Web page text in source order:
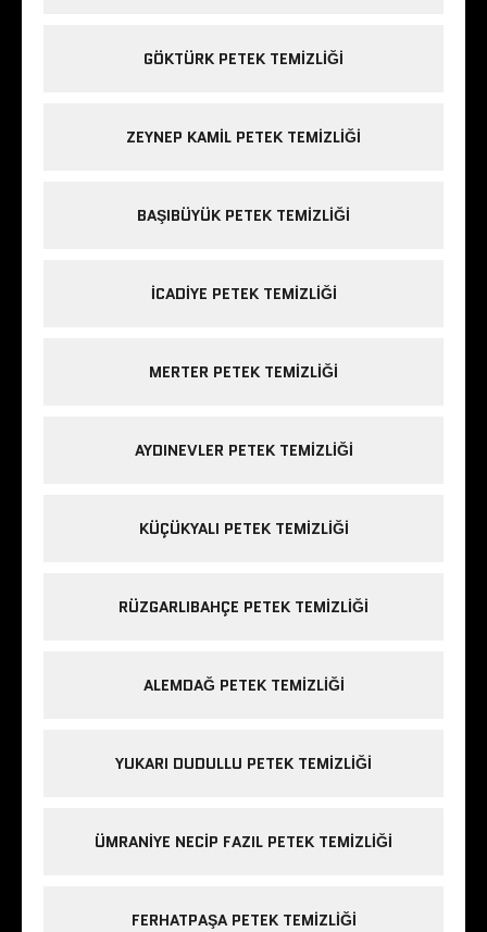
GÖKTÜRK PETEK TEMIZLIĞI
ZEYNEP KAMIL PETEK TEMIZLIĞI
BAŞIBÜYÜK PETEK TEMIZLIĞI
ICADIYE PETEK TEMIZLIĞI
MERTER PETEK TEMIZLIĞI
AYDINEVLER PETEK TEMIZLIĞI
KÜÇÜKYALI PETEK TEMIZLIĞI
RÜZGARLIBAHÇE PETEK TEMIZLIĞI
ALEMDAĞ PETEK TEMIZLIĞI
YUKARI DUDULLU PETEK TEMIZLIĞI
ÜMRANIYE NECIP FAZIL PETEK TEMIZLIĞI
FERHATPAŞA PETEK TEMIZLIĞI